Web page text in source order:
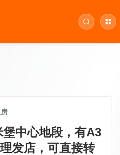
中心地段，有A3
发店，可直接转